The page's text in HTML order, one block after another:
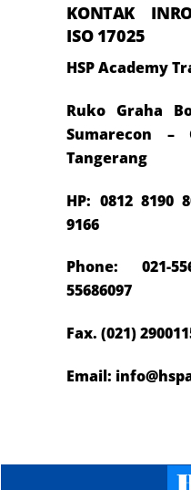
KONTAK
ISO 17025
HSP Academy
Ruko Graha
Sumarecon –
Tangerang
HP: 0812 8190
9166
Phone: 021-
55686097
Fax. (021)
Email: